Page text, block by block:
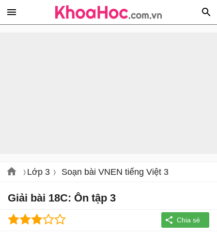
Lớp 3 Soạn bài VNEN tiếng Việt 3
Giải bài 18C: Ôn tập 3